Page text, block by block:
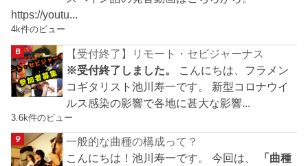
https://youtu...
4k件のビュー
【受付終了】リモート・セビジャーナス
※受付終了しました。
こんにちは、フラメン
コギタリスト池川寿一です。 新型コロナウイ
ルス感染の影響で各地に甚大な影響...
3.6k件のビュー
一般的な曲種の構成って？
こんにちは！池川寿一です。 今回は、
「曲種